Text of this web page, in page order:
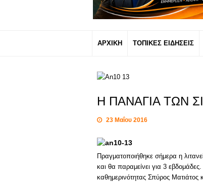
ΑΡΧΙΚΗ ΤΟΠΙΚΕΣ ΕΙΔΗΣΕΙΣ
Η ΠΑΝΑΓΙΑ ΤΩΝ
23 Μαΐου 2016
Πραγματοποιήθηκε σήμερα η
και θα παραμείνει για 3
καθημερινότητας Σπύρος